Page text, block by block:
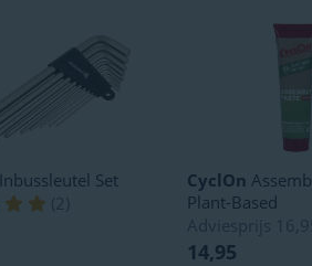
Inbussleutel Set
( 2
CyclOn
Plant-Based
Adviesprijs
14,95